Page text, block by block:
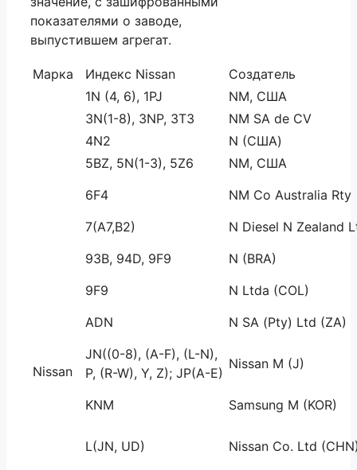
показателями о заводе,
выпустившем агрегат.
Марка Индекс Nissan Создатель
Nissan
1N (4, 6), 1PJ
NM, США
3N(1-8), 3NP, 3Т3
NM SA de CV
4N2
N (США)
5BZ, 5N(1-3), 5Z6
NM, США
6F4
NM Co Australia Rty
7(A7,B2)
N Diesel N Zealand
93B, 94D, 9F9
N (BRA)
9F9
N Ltda (COL)
ADN
N SA (Pty) Ltd (ZA)
JN((0-8), (A-F), (L-N),
P, (R-W), Y, Z); JP(A-E)
Nissan M (J)
KNM Samsung M (KOR)
L(JN, UD) Nissan Co. Ltd